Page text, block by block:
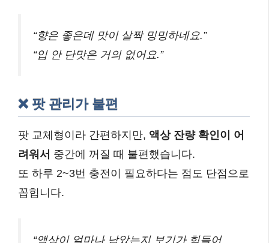
“향은 좋은데 맛이 살짝 밍밍하네요.”
“입 안 단맛은 거의 없어요.”
❌ 팟 관리가 불편
팟 교체형이라 간편하지만, 액상 잔량 확인이 어
려워서 중간에 꺼질 때 불편했습니다.
또 하루 2~3번 충전이 필요하다는 점도 단점으로
꼽힙니다.
“액상이 얼마나 남았는지 보기가 힘들어